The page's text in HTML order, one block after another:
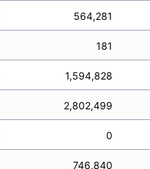
564,281
181
1,594,828
2,802,499
0
746,840